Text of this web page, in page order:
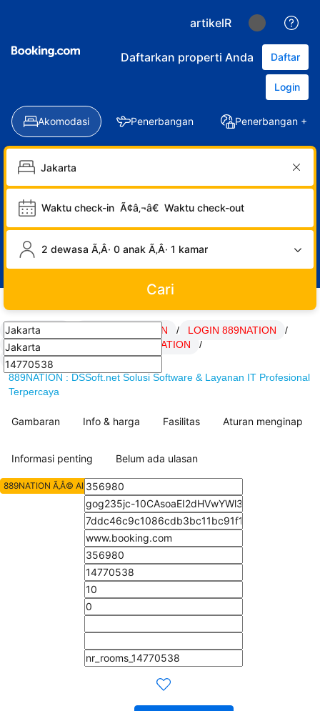
artikelR
Daftarkan properti Anda Daftar
Login
Akomodasi Penerbangan Penerbangan +
Waktu check-in Ã¢â‚¬â€ Waktu check-out
2 dewasa Ã‚Â· 0 anak Ã‚Â· 1 kamar
Cari
889NATION Daftar 889NATION / LOGIN 889NATION
/
Link 889NATION
SITUS 889NATION
/
artikel Hoki 889NATION
/
889NATION : DSSoft.net Solusi Software & Layanan IT Profesional
Terpercaya
Gambaran Info & harga Fasilitas Aturan menginap
Informasi penting Belum ada ulasan
889NATION Ã‚Â© All Rights Reserved